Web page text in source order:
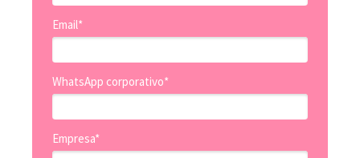
Email*
WhatsApp corporativo*
Empresa*